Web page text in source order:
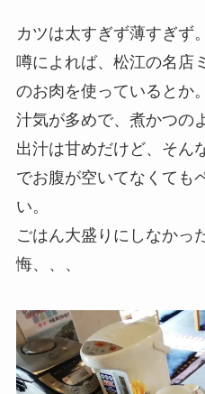
カツは太すぎず薄すぎず。
噂によれば、松江の名店
のお肉を使っているとか。
汁気が多めで、煮かつの
出汁は甘めだけど、そん
でお腹が空いてなくても
い。
ごはん大盛りにしなかっ
悔、、、